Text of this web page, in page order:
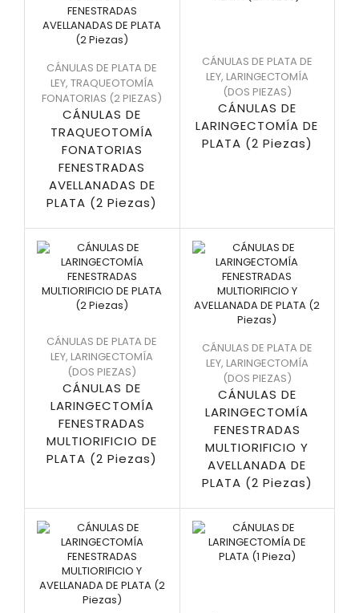
CÁNULAS DE PLATA DE
LEY, TRAQUEOTOMÍA
FONATORIAS (2 PIEZAS)
CÁNULAS DE
TRAQUEOTOMÍA
FONATORIAS
FENESTRADAS
AVELLANADAS DE
PLATA (2 Piezas)
CÁNULAS DE PLATA DE
LEY, LARINGECTOMÍA
(DOS PIEZAS)
CÁNULAS DE
LARINGECTOMÍA DE
PLATA (2 Piezas)
CÁNULAS DE PLATA DE
LEY, LARINGECTOMÍA
(DOS PIEZAS)
CÁNULAS DE
LARINGECTOMÍA
FENESTRADAS
MULTIORIFICIO DE
PLATA (2 Piezas)
CÁNULAS DE PLATA DE
LEY, LARINGECTOMÍA
(DOS PIEZAS)
CÁNULAS DE
LARINGECTOMÍA
FENESTRADAS
MULTIORIFICIO Y
AVELLANADA DE
PLATA (2 Piezas)